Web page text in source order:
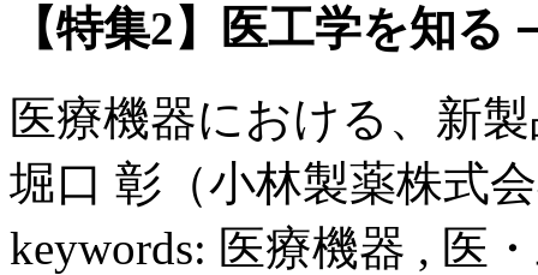
【特集2】医工学を知
医療機器における、新
堀口 彰（小林製薬株式
keywords: 医療機器 , 医